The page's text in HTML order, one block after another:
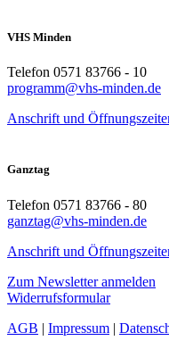
VHS Minden
Telefon 0571 83766 - 10
programm@vhs-minden.de
Anschrift und
Ganztag
Telefon 0571 83766 - 80
ganztag@vhs-minden.de
Anschrift und
Zum Newsletter anmelden
Widerrufsformular
AGB | Impressum |